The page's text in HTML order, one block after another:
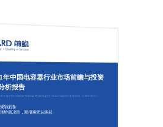
年中国电容器行业市场前瞻与投资
析报告
and Investment Strategy Planning On China Capacitor Industry（2026-2031）
划必备
势就决策，回报将无从谈起